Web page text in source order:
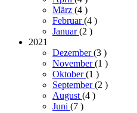
März (4 )
Februar(4 )
Januar(2 )
2021
Dezember(3 )
November(1 )
Oktober(1 )
September(2 )
August (4 )
Juni (7 )